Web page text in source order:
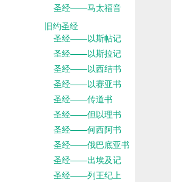
圣经——马太福音
旧约圣经
圣经——以斯帖记
圣经——以斯拉记
圣经——以西结书
圣经——以赛亚书
圣经——传道书
圣经——但以理书
圣经——何西阿书
圣经——俄巴底亚书
圣经——出埃及记
圣经——列王纪上